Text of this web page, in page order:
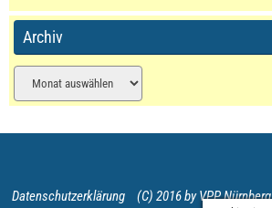
Archiv
Archiv
Datenschutzerklärung (C) 2016 by VPP Nürnberg